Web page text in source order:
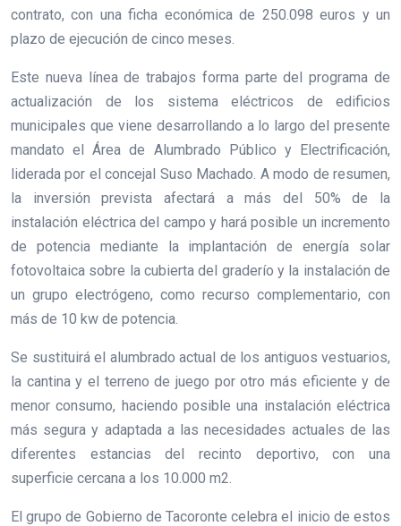
contrato, con una ficha económica de 250.098 euros y un
plazo de ejecución de cinco meses.
Este nueva línea de trabajos forma parte del programa de
actualización de los sistema eléctricos de edificios
municipales que viene desarrollando a lo largo del presente
mandato el Área de Alumbrado Público y Electrificación,
liderada por el concejal Suso Machado. A modo de resumen,
la inversión prevista afectará a más del 50% de la
instalación eléctrica del campo y hará posible un incremento
de potencia mediante la implantación de energía solar
fotovoltaica sobre la cubierta del graderío y la instalación de
un grupo electrógeno, como recurso complementario, con
más de 10 kw de potencia.
Se sustituirá el alumbrado actual de los antiguos vestuarios,
la cantina y el terreno de juego por otro más eficiente y de
menor consumo, haciendo posible una instalación eléctrica
más segura y adaptada a las necesidades actuales de las
diferentes estancias del recinto deportivo, con una
superficie cercana a los 10.000 m2.
El grupo de Gobierno de Tacoronte celebra el inicio de estos